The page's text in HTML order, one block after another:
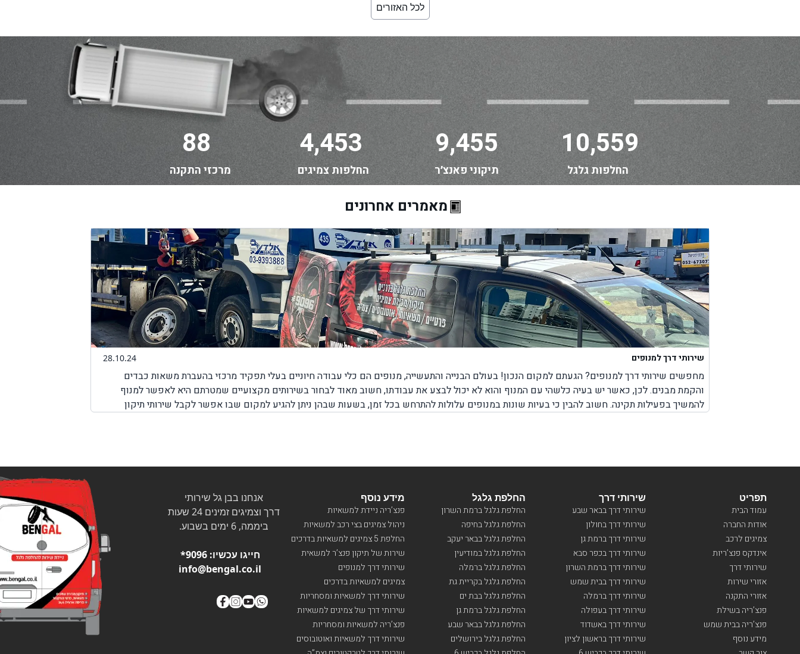
לכל האזורים
88
מרכזי התקנה
4,453
החלפות צמיגים
9,455
תיקוני פאנצ׳ר
10,559
החלפות גלגל
מאמרים אחרונים
28.10.24 שירותי דרך למנופים
מחפשים שירותי דרך למנופים? הגעתם למקום הנכון! בעולם הבנייה והתעשייה, מנופים הם כלי עבודה חיוניים בעלי תפקיד מרכזי בהעברת משאות כבדים
והקמת מבנים. לכן, כאשר יש בעיה כלשהי עם המנוף והוא לא יכול לבצע את עבודתו, חשוב מאוד לבחור בשירותים מקצועיים שמטרתם היא לאפשר למנוף
להמשיך בפעילות תקינה. חשוב להבין כי בעיות שונות במנופים עלולות להתרחש בכל זמן, בשעות שבהן ניתן להגיע למקום שבו אפשר לקבל שירותי תיקון
אנחנו בבן גל שירותי
דרך וצמיגים זמינים 24 שעות
ביממה, 6 ימים בשבוע.
חייגו עכשיו:9096*
info@bengal.co.il
מידע נוסף
פנצ’ריה ניידת למשאיות
ניהול צמיגים בצי רכב למשאיות
החלפת 5 צמיגים למשאיות בדרכים
שירות של תיקון פנצ’ר למשאית
שירותי דרך למנופים
צמיגים למשאיות בדרכים
שירותי דרך למשאיות ומסחריות
שירותי דרך של צמיגים למשאיות
פנצ’ריה למשאיות ומסחריות
שירותי דרך למשאיות ואוטובוסים
החלפת גלגל
החלפת גלגל ברמת השרון
החלפת גלגל בחיפה
החלפת גלגל בבאר יעקב
החלפת גלגל במודיעין
החלפת גלגל ברמלה
החלפת גלגל בקריית גת
החלפת גלגל בבת ים
החלפת גלגל ברמת גן
החלפת גלגל בבאר שבע
החלפת גלגל בירושלים
שירותי דרך
שירותי דרך בבאר שבע
שירותי דרך בחולון
שירותי דרך ברמת גן
שירותי דרך בכפר סבא
שירותי דרך ברמת השרון
שירותי דרך בבית שמש
שירותי דרך ברמלה
שירותי דרך בעפולה
שירותי דרך באשדוד
שירותי דרך בראשון לציון
תפריט
עמוד הבית
אודות החברה
צמיגים לרכב
אינדקס פנצ’ריות
שירותי דרך
אזורי שירות
אזורי התקנה
פנצ’ריה בשילת
פנצ’ריה בבית שמש
מידע נוסף